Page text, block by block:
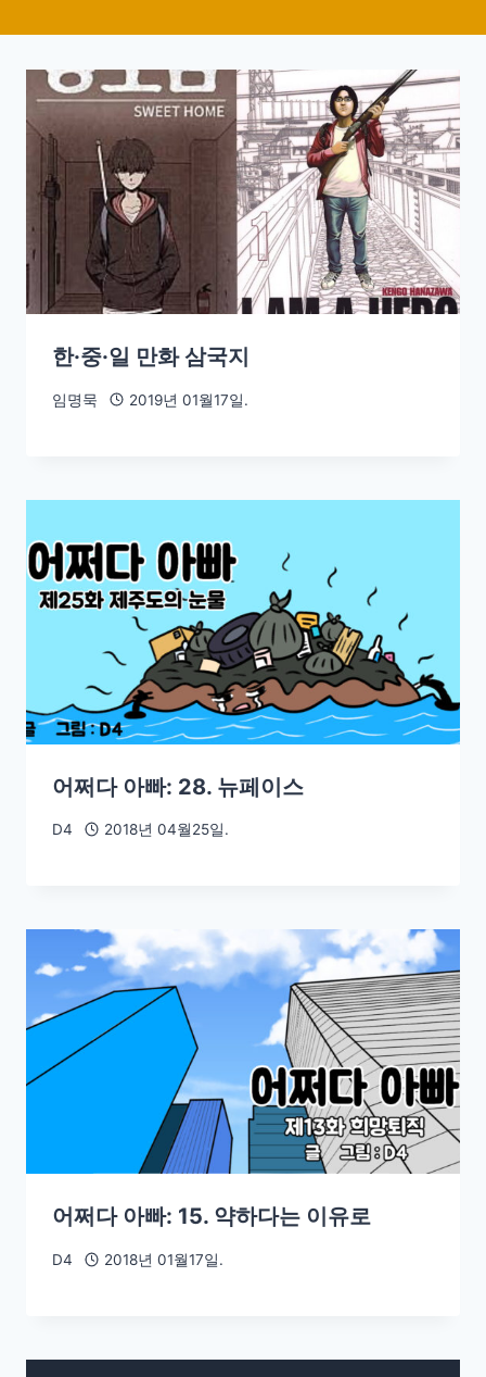
한·중·일 만화 삼국지
임명묵 2019년 01월17일.
어쩌다 아빠: 28. 뉴페이스
D4 2018년 04월25일.
어쩌다 아빠: 15. 약하다는 이유로
D4 2018년 01월17일.